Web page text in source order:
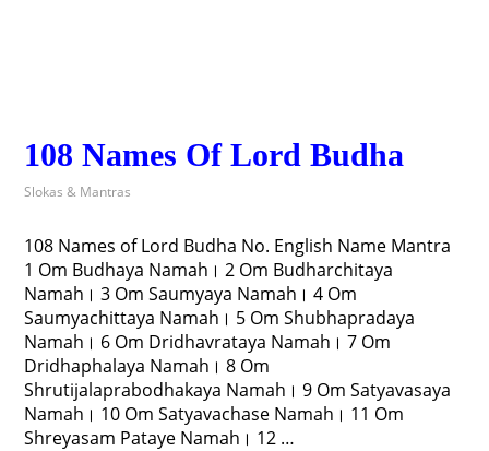
108 Names Of Lord Budha
Slokas & Mantras
108 Names of Lord Budha No. English Name Mantra
1 Om Budhaya Namah। 2 Om Budharchitaya
Namah। 3 Om Saumyaya Namah। 4 Om
Saumyachittaya Namah। 5 Om Shubhapradaya
Namah। 6 Om Dridhavrataya Namah। 7 Om
Dridhaphalaya Namah। 8 Om
Shrutijalaprabodhakaya Namah। 9 Om Satyavasaya
Namah। 10 Om Satyavachase Namah। 11 Om
Shreyasam Pataye Namah। 12 …